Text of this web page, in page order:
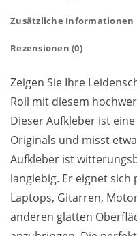
Zusätzliche Informationen
Rezensionen (0)
Zeigen Sie Ihre
Roll mit diesem
Dieser Aufkleber ist
Originals und misst
Aufkleber ist
langlebig. Er eignet
Laptops, Gitarren,
anderen glatten